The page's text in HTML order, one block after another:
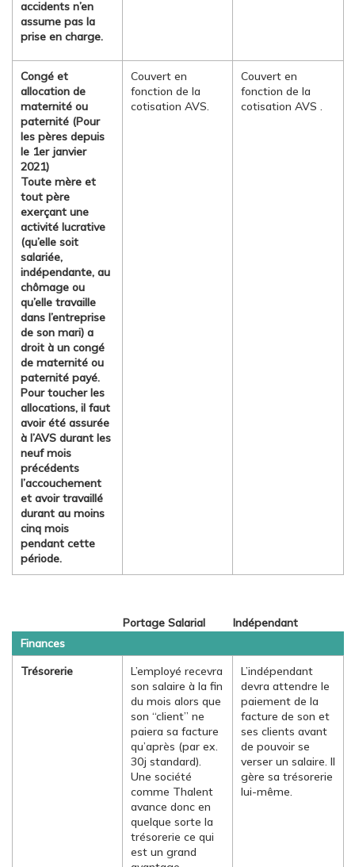
accidents n’en
assume pas la
prise en charge.
Congé et
allocation de
maternité ou
paternité (Pour
les pères depuis
le 1er janvier
2021)
Toute mère et
tout père
exerçant une
activité lucrative
(qu’elle soit
salariée,
indépendante, au
chômage ou
qu’elle travaille
dans l’entreprise
de son mari) a
droit à un congé
de maternité ou
paternité payé.
Pour toucher les
allocations, il faut
avoir été assurée
à l’AVS durant les
neuf mois
précédents
l’accouchement
et avoir travaillé
durant au moins
cinq mois
pendant cette
période.
Couvert en
fonction de la
cotisation AVS.
Couvert en
fonction de la
cotisation AVS .
Portage Salarial
Indépendant
Finances
Trésorerie
L’employé recevra
son salaire à la fin
du mois alors que
son “client” ne
paiera sa facture
qu’après (par ex.
30j standard).
Une société
comme Thalent
avance donc en
quelque sorte la
trésorerie ce qui
est un grand
L’indépendant
devra attendre le
paiement de la
facture de son et
ses clients avant
de pouvoir se
verser un salaire. Il
gère sa trésorerie
lui-même.